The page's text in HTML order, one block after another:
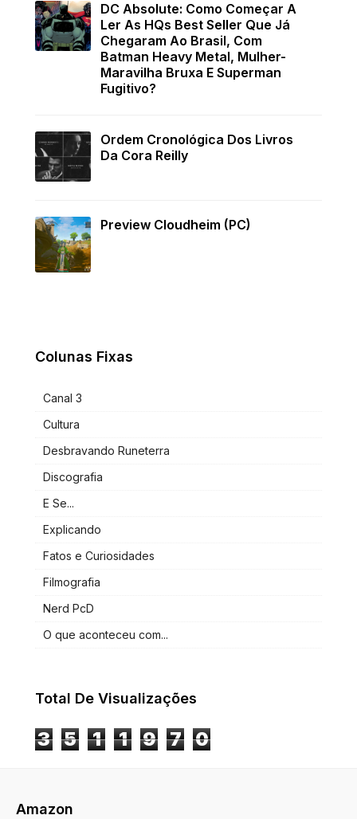
DC Absolute: Como Começar A
Ler As HQs Best Seller Que Já
Chegaram Ao Brasil, Com
Batman Heavy Metal, Mulher-
Maravilha Bruxa E Superman
Fugitivo?
Ordem Cronológica Dos Livros
Da Cora Reilly
Preview Cloudheim (PC)
Colunas Fixas
Canal 3
Cultura
Desbravando Runeterra
Discografia
E Se...
Explicando
Fatos e Curiosidades
Filmografia
Nerd PcD
O que aconteceu com...
Total De Visualizações
3 5 1 1 9 7 0
Amazon